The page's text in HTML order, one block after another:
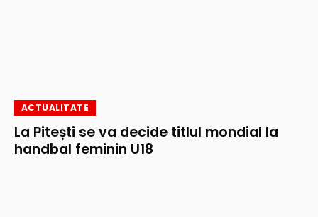
ACTUALITATE
La Pitești se va decide titlul mondial la
handbal feminin U18